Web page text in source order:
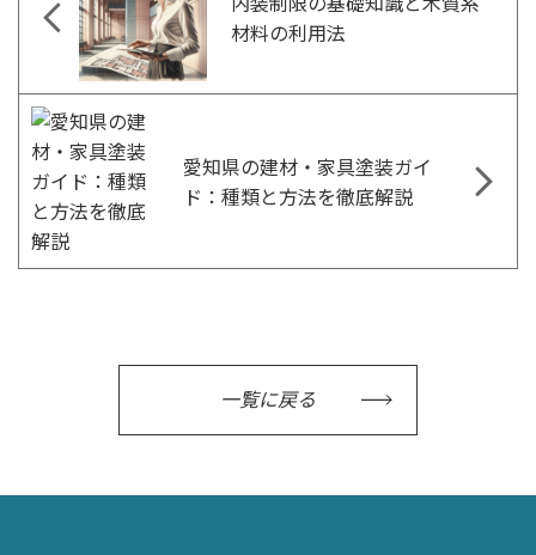
材料の利用法
愛知県の建材・家具塗装ガイ
ド：種類と方法を徹底解説
一覧に戻る